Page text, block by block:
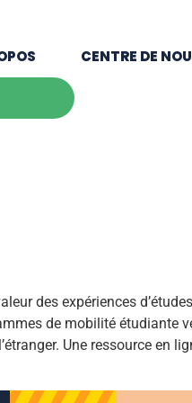
CENTRE DE
des expériences
de mobilité étudiante
Une ressource en